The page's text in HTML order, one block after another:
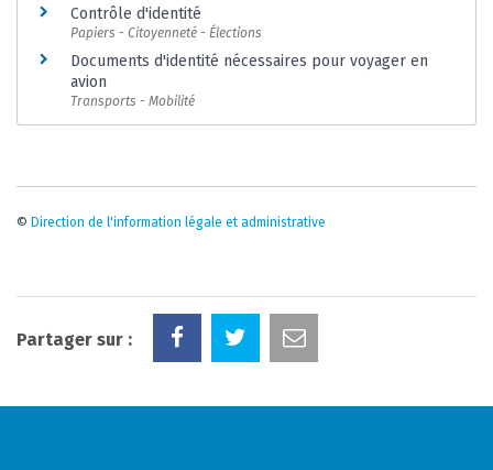
Contrôle d'identité
Papiers - Citoyenneté - Élections
Documents d'identité nécessaires pour voyager en
avion
Transports - Mobilité
© Direction de l'information légale et administrative
Partager sur :